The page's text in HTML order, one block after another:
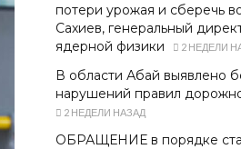
потери урожая и сберечь
Сахиев, генеральный
ядерной физики
2 НЕДЕЛИ
В области Абай выявлено
нарушений правил
2 НЕДЕЛИ НАЗАД
ОБРАЩЕНИЕ в порядке